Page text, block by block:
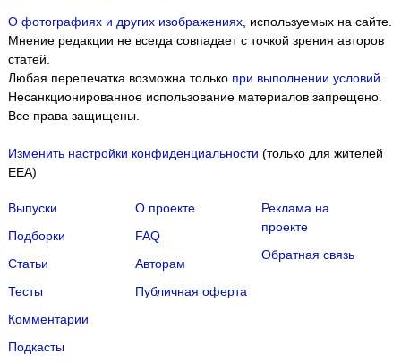
О фотографиях и других изображениях, используемых на сайте.
Мнение редакции не всегда совпадает с точкой зрения авторов
статей.
Любая перепечатка возможна только при выполнении условий.
Несанкционированное использование материалов запрещено.
Все права защищены.
Изменить настройки конфиденциальности (только для жителей
EEA)
Выпуски
Подборки
Статьи
Тесты
Комментарии
Подкасты
О проекте
FAQ
Авторам
Публичная оферта
Реклама на
проекте
Обратная связь